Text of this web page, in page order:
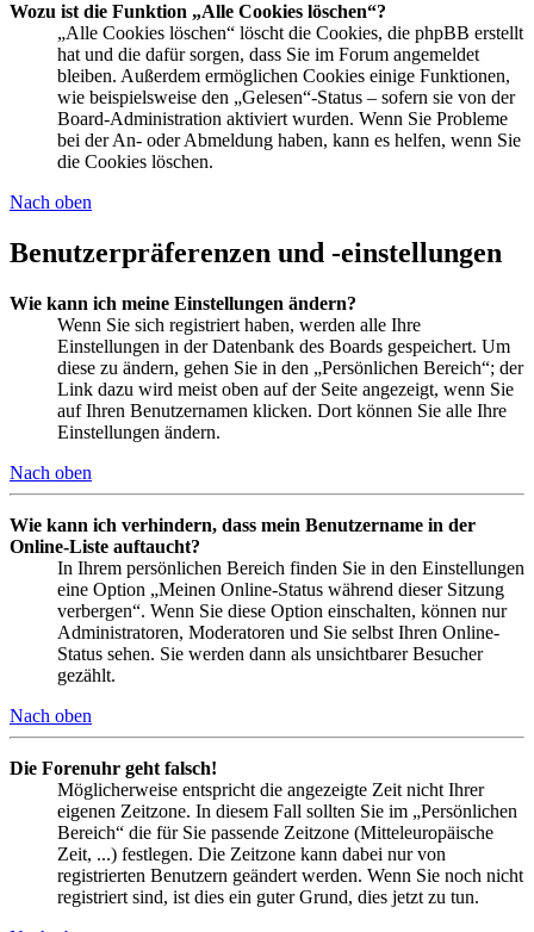
Wozu ist die Funktion „Alle Cookies löschen“?
„Alle Cookies löschen“ löscht die Cookies, die phpBB erstellt
hat und die dafür sorgen, dass Sie im Forum angemeldet
bleiben. Außerdem ermöglichen Cookies einige Funktionen,
wie beispielsweise den „Gelesen“-Status – sofern sie von der
Board-Administration aktiviert wurden. Wenn Sie Probleme
bei der An- oder Abmeldung haben, kann es helfen, wenn Sie
die Cookies löschen.
Nach oben
Benutzerpräferenzen und -einstellungen
Wie kann ich meine Einstellungen ändern?
Wenn Sie sich registriert haben, werden alle Ihre
Einstellungen in der Datenbank des Boards gespeichert. Um
diese zu ändern, gehen Sie in den „Persönlichen Bereich“; der
Link dazu wird meist oben auf der Seite angezeigt, wenn Sie
auf Ihren Benutzernamen klicken. Dort können Sie alle Ihre
Einstellungen ändern.
Nach oben
Wie kann ich verhindern, dass mein Benutzername in der
Online-Liste auftaucht?
In Ihrem persönlichen Bereich finden Sie in den Einstellungen
eine Option „Meinen Online-Status während dieser Sitzung
verbergen“. Wenn Sie diese Option einschalten, können nur
Administratoren, Moderatoren und Sie selbst Ihren Online-
Status sehen. Sie werden dann als unsichtbarer Besucher
gezählt.
Nach oben
Die Forenuhr geht falsch!
Möglicherweise entspricht die angezeigte Zeit nicht Ihrer
eigenen Zeitzone. In diesem Fall sollten Sie im „Persönlichen
Bereich“ die für Sie passende Zeitzone (Mitteleuropäische
Zeit, ...) festlegen. Die Zeitzone kann dabei nur von
registrierten Benutzern geändert werden. Wenn Sie noch nicht
registriert sind, ist dies ein guter Grund, dies jetzt zu tun.